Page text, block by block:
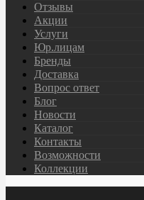
Отзывы
Акции
Услуги
Юр.лицам
Бренды
Доставка
Вопрос ответ
Блог
Новости
Каталог
Контакты
Возможности
Коллекции